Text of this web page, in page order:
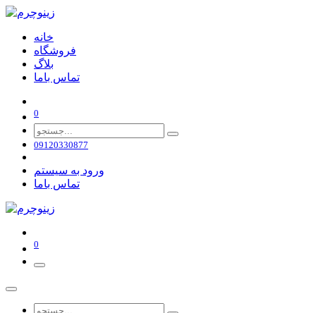
خانه
فروشگاه
بلاگ
تماس باما
0
09120330877
ورود به سیستم
تماس باما
0